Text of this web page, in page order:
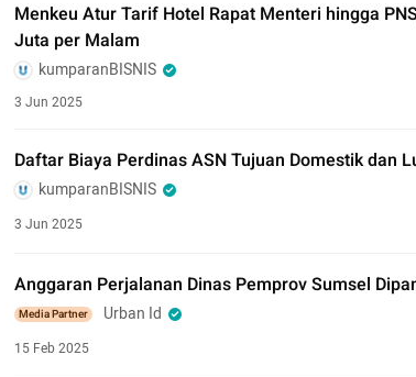
Menkeu Atur Tarif Hotel Rapat Menteri hingga
Juta per Malam
kumparanBISNIS
3 Jun 2025
Daftar Biaya Perdinas ASN Tujuan Domestik dan
kumparanBISNIS
3 Jun 2025
Anggaran Perjalanan Dinas Pemprov Sumsel
Media Partner Urban Id
15 Feb 2025